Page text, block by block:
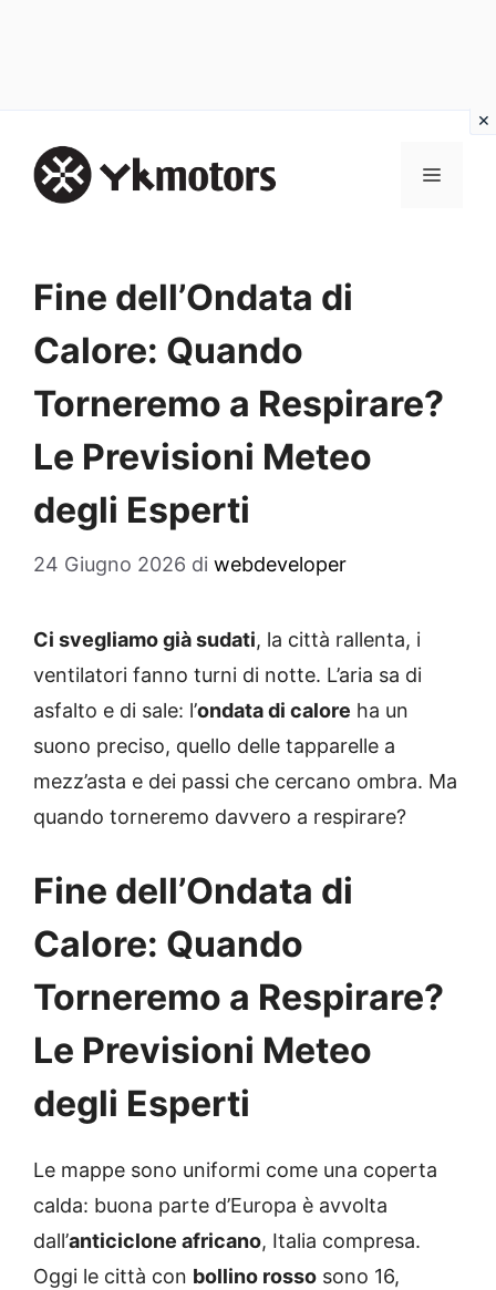
contenuto
MENU
Fine dell’Ondata di
Calore: Quando
Torneremo a Respirare?
Le Previsioni Meteo
degli Esperti
24 Giugno 2026 di webdeveloper
Ci svegliamo già sudati, la città rallenta, i
ventilatori fanno turni di notte. L’aria sa di
asfalto e di sale: l’ondata di calore ha un
suono preciso, quello delle tapparelle a
mezz’asta e dei passi che cercano ombra. Ma
quando torneremo davvero a respirare?
Fine dell’Ondata di
Calore: Quando
Torneremo a Respirare?
Le Previsioni Meteo
degli Esperti
Le mappe sono uniformi come una coperta
calda: buona parte d’Europa è avvolta
dall’anticiclone africano, Italia compresa.
Oggi le città con bollino rosso sono 16,